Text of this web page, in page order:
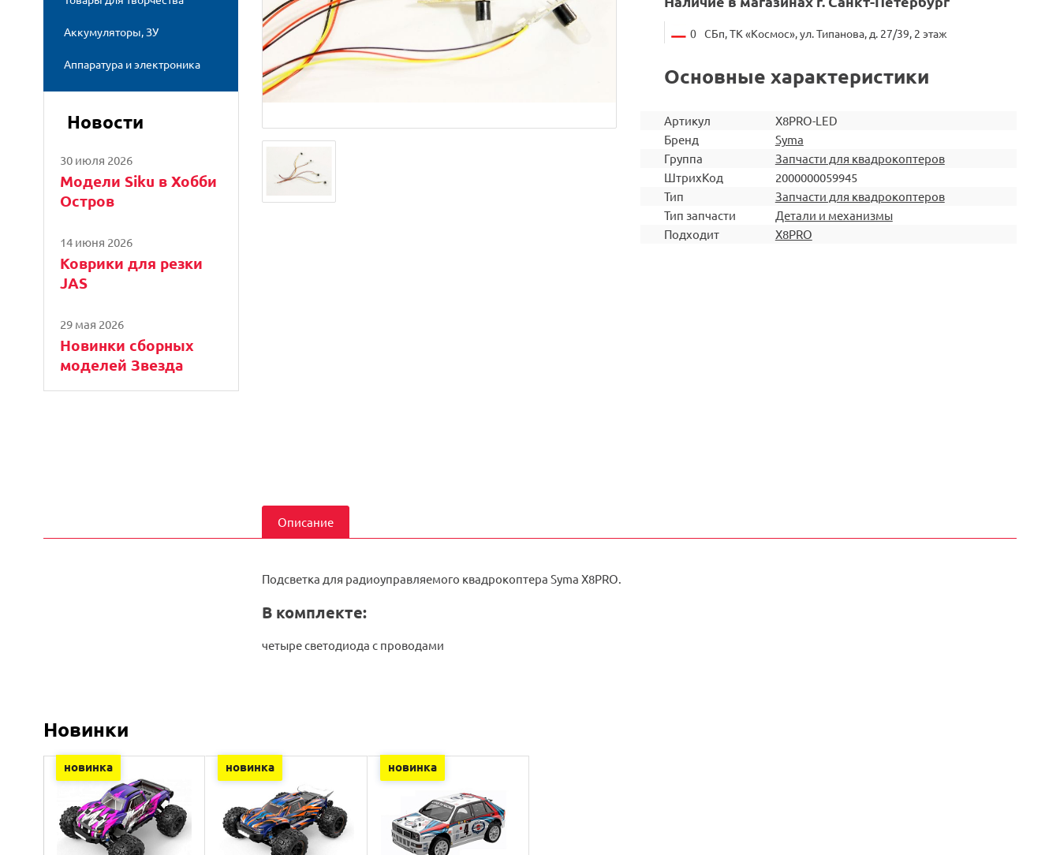
Аккумуляторы, ЗУ
Аппаратура и электроника
Новости
30 июля 2026
Модели Siku в Хобби
Остров
14 июня 2026
Коврики для резки
JAS
29 мая 2026
Новинки сборных
моделей Звезда
0 СБп, ТК «Космос», ул. Типанова, д. 27/39, 2 этаж
Основные характеристики
Артикул
X8PRO-LED
Бренд
Syma
Группа
Запчасти для квадрокоптеров
ШтрихКод
2000000059945
Тип
Запчасти для квадрокоптеров
Тип запчасти
Детали и механизмы
Подходит
X8PRO
Описание
Подсветка для радиоуправляемого квадрокоптера Syma X8PRO.
В комплекте:
четыре светодиода с проводами
Новинки
новинка новинка новинка